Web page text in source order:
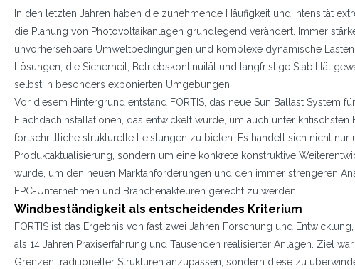
In den letzten Jahren haben die zunehmende Häufigkeit und Intensität
die Planung von Photovoltaikanlagen grundlegend verändert. Immer
unvorhersehbare Umweltbedingungen und komplexe dynamische
Lösungen, die Sicherheit, Betriebskontinuität und langfristige Stabilität
selbst in besonders exponierten Umgebungen.
Vor diesem Hintergrund entstand FORTIS, das neue Sun Ballast System für
Flachdachinstallationen, das entwickelt wurde, um auch unter kritischsten
fortschrittliche strukturelle Leistungen zu bieten. Es handelt sich nicht nur
Produktaktualisierung, sondern um eine konkrete konstruktive
wurde, um den neuen Marktanforderungen und den immer strengeren
EPC-Unternehmen und Branchenakteuren gerecht zu werden.
Windbeständigkeit als entscheidendes Kriterium
FORTIS ist das Ergebnis von fast zwei Jahren Forschung und
als 14 Jahren Praxiserfahrung und Tausenden realisierter Anlagen. Ziel
Grenzen traditioneller Strukturen anzupassen, sondern diese zu